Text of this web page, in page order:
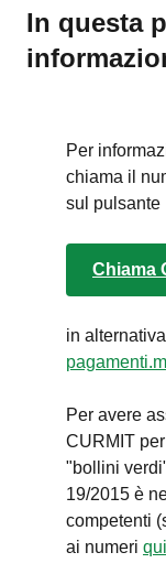
In questa
Per
chiama il
sul pulsante
Chiama
in
Per avere
CURMIT
"bollini
19/2015 è
competenti
ai numeri qui